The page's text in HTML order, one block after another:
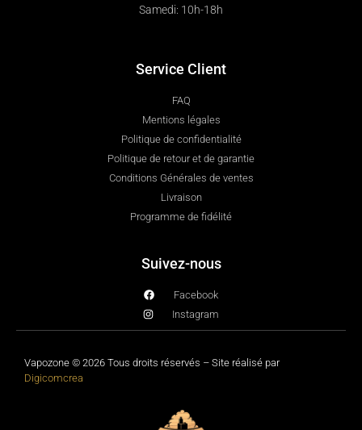
Samedi: 10h-18h
Service Client
FAQ
Mentions légales
Politique de confidentialité
Politique de retour et de garantie
Conditions Générales de ventes
Livraison
Programme de fidélité
Suivez-nous
Facebook
Instagram
Vapozone © 2026 Tous droits réservés – Site réalisé par
Digicomcrea